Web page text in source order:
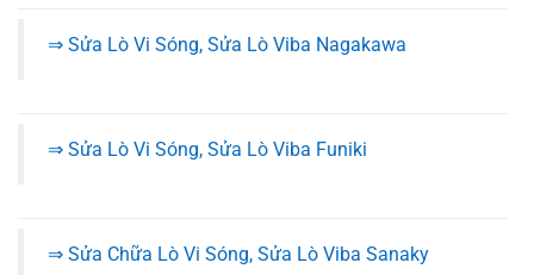
⇒ Sửa Lò Vi Sóng, Sửa Lò Viba Nagakawa
⇒ Sửa Lò Vi Sóng, Sửa Lò Viba Funiki
⇒ Sửa Chữa Lò Vi Sóng, Sửa Lò Viba Sanaky